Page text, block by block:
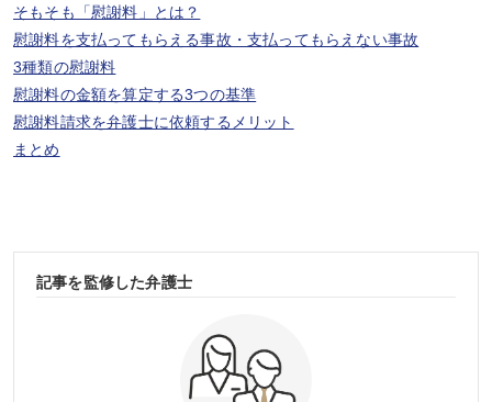
そもそも「慰謝料」とは？
慰謝料を支払ってもらえる事故・支払ってもらえない事故
3種類の慰謝料
慰謝料の金額を算定する3つの基準
慰謝料請求を弁護士に依頼するメリット
まとめ
記事を監修した弁護士